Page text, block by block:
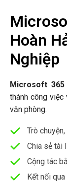
Hoàn
Nghiệp
Microsoft 365
thành công
văn phòng.
Trò
Chia sẻ tài
Cộng tác
Kết nối